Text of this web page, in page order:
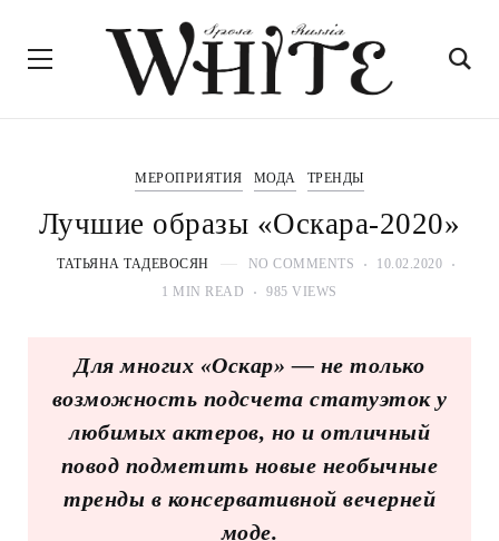
МЕРОПРИЯТИЯ МОДА ТРЕНДЫ
Лучшие образы «Оскара-2020»
ТАТЬЯНА ТАДЕВОСЯН NO COMMENTS
10.02.2020
1 MIN READ
985 VIEWS
Для многих «Оскар» — не только
возможность подсчета статуэток у
любимых актеров, но и отличный
повод подметить новые необычные
тренды в консервативной вечерней
моде.